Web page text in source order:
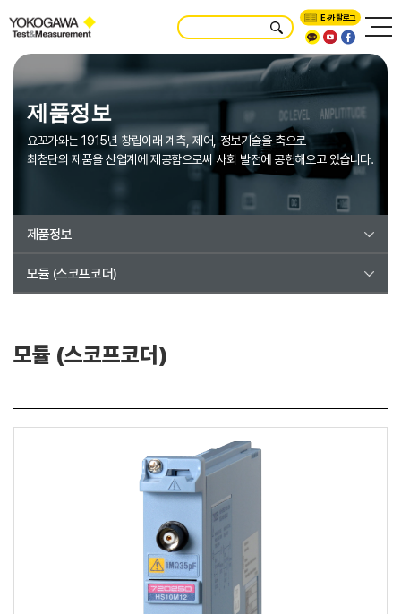
E-카탈로그
제품정보
요꼬가와는 1915년 창립이래 계측, 제어, 정보기술을 축으로
최첨단의 제품을 산업계에 제공함으로써 사회 발전에 공헌해오고 있습니다.
제품정보
모듈 (스코프코더)
모듈 (스코프코더)